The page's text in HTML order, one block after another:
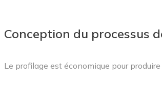
Conception du processus
Le profilage est économique pour